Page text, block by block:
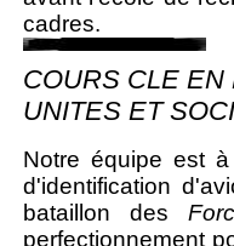
cadres.
COURS CLE EN
UNITES ET
Notre équipe est
d'identification
bataillon des
perfectionnement